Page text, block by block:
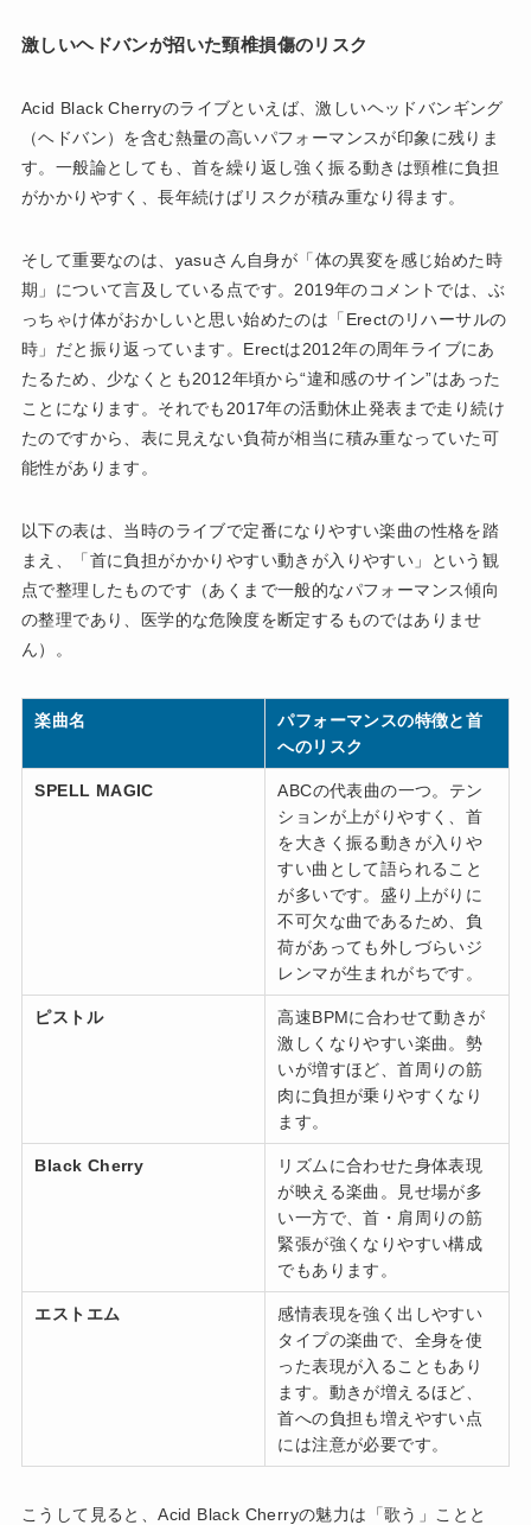
激しいヘドバンが招いた頸椎損傷のリスク
Acid Black Cherryのライブといえば、激しいヘッドバンギング
（ヘドバン）を含む熱量の高いパフォーマンスが印象に残りま
す。一般論としても、首を繰り返し強く振る動きは頸椎に負担
がかかりやすく、長年続けばリスクが積み重なり得ます。
そして重要なのは、yasuさん自身が「体の異変を感じ始めた時
期」について言及している点です。2019年のコメントでは、ぶ
っちゃけ体がおかしいと思い始めたのは「Erectのリハーサルの
時」だと振り返っています。Erectは2012年の周年ライブにあ
たるため、少なくとも2012年頃から“違和感のサイン”はあった
ことになります。それでも2017年の活動休止発表まで走り続け
たのですから、表に見えない負荷が相当に積み重なっていた可
能性があります。
以下の表は、当時のライブで定番になりやすい楽曲の性格を踏
まえ、「首に負担がかかりやすい動きが入りやすい」という観
点で整理したものです（あくまで一般的なパフォーマンス傾向
の整理であり、医学的な危険度を断定するものではありませ
ん）。
楽曲名
パフォーマンスの特徴と首
へのリスク
SPELL MAGIC
ABCの代表曲の一つ。テン
ションが上がりやすく、首
を大きく振る動きが入りや
すい曲として語られること
が多いです。盛り上がりに
不可欠な曲であるため、負
荷があっても外しづらいジ
レンマが生まれがちです。
ピストル
高速BPMに合わせて動きが
激しくなりやすい楽曲。勢
いが増すほど、首周りの筋
肉に負担が乗りやすくなり
ます。
Black Cherry
リズムに合わせた身体表現
が映える楽曲。見せ場が多
い一方で、首・肩周りの筋
緊張が強くなりやすい構成
でもあります。
エストエム
感情表現を強く出しやすい
タイプの楽曲で、全身を使
った表現が入ることもあり
ます。動きが増えるほど、
首への負担も増えやすい点
には注意が必要です。
こうして見ると、Acid Black Cherryの魅力は「歌う」ことと